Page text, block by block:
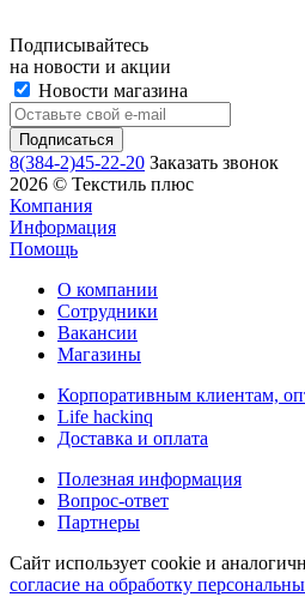
Подписывайтесь
на новости и акции
Новости магазина
8(384-2)45-22-20 Заказать звонок
2026 © Текстиль плюс
Компания
Информация
Помощь
О компании
Сотрудники
Вакансии
Магазины
Корпоративным клиентам,
Life hackinq
Доставка и оплата
Полезная информация
Вопрос-ответ
Партнеры
Сайт использует cookie и
согласие на обработку